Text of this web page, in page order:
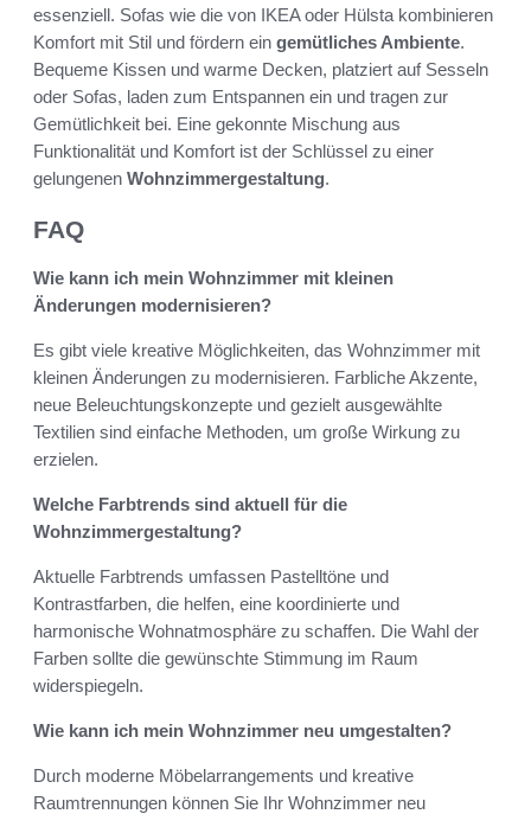
essenziell. Sofas wie die von IKEA oder Hülsta kombinieren
Komfort mit Stil und fördern ein gemütliches Ambiente.
Bequeme Kissen und warme Decken, platziert auf Sesseln
oder Sofas, laden zum Entspannen ein und tragen zur
Gemütlichkeit bei. Eine gekonnte Mischung aus
Funktionalität und Komfort ist der Schlüssel zu einer
gelungenen Wohnzimmergestaltung.
FAQ
Wie kann ich mein Wohnzimmer mit kleinen
Änderungen modernisieren?
Es gibt viele kreative Möglichkeiten, das Wohnzimmer mit
kleinen Änderungen zu modernisieren. Farbliche Akzente,
neue Beleuchtungskonzepte und gezielt ausgewählte
Textilien sind einfache Methoden, um große Wirkung zu
erzielen.
Welche Farbtrends sind aktuell für die
Wohnzimmergestaltung?
Aktuelle Farbtrends umfassen Pastelltöne und
Kontrastfarben, die helfen, eine koordinierte und
harmonische Wohnatmosphäre zu schaffen. Die Wahl der
Farben sollte die gewünschte Stimmung im Raum
widerspiegeln.
Wie kann ich mein Wohnzimmer neu umgestalten?
Durch moderne Möbelarrangements und kreative
Raumtrennungen können Sie Ihr Wohnzimmer neu